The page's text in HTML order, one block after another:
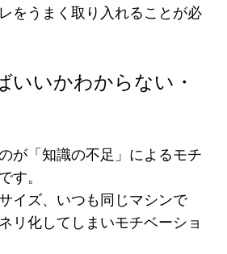
をうまく取り入れることが必
いいかわからない・
が「知識の不足」によるモチ
す。
イズ、いつも同じマシンで
リ化してしまいモチベーショ